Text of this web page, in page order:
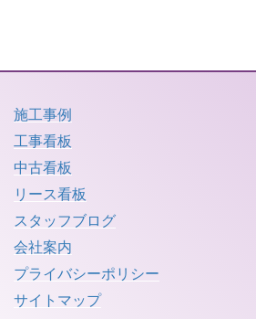
施工事例
工事看板
中古看板
リース看板
スタッフブログ
会社案内
プライバシーポリシー
サイトマップ